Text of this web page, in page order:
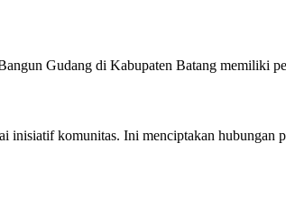
Gudang di Kabupaten Batang memiliki
komunitas. Ini menciptakan hubungan